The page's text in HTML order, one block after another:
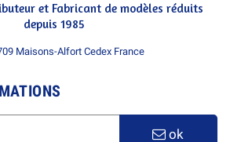
et Fabricant de modèles réduits
depuis 1985
Maisons-Alfort Cedex France
ok